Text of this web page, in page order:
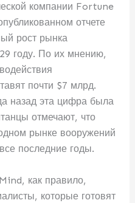
компании Fortune
отчете
рост рынка
году. По их мнению,
почти $7 млрд.
назад эта цифра была
отмечают, что
рынке вооружений
последние годы.
как правило,
которые готовят